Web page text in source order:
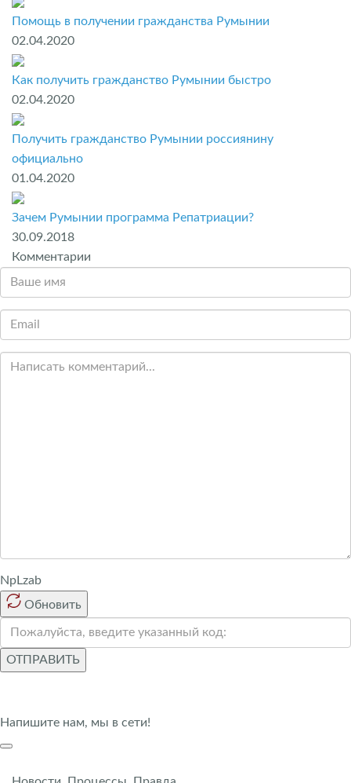
Помощь в получении гражданства Румынии
02.04.2020
Как получить гражданство Румынии быстро
02.04.2020
Получить гражданство Румынии россиянину
официально
01.04.2020
Зачем Румынии программа Репатриации?
30.09.2018
Комментарии
NpLzab
Обновить
ОТПРАВИТЬ
Напишите нам, мы в сети!